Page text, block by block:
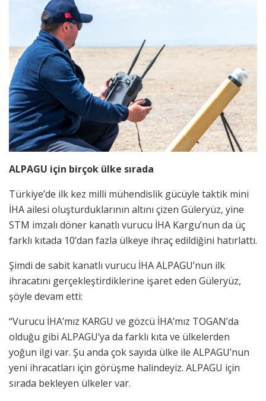
ALPAGU için birçok ülke sırada
Türkiye’de ilk kez milli mühendislik gücüyle taktik mini
İHA ailesi oluşturduklarının altını çizen Güleryüz, yine
STM imzalı döner kanatlı vurucu İHA Kargu’nun da üç
farklı kıtada 10’dan fazla ülkeye ihraç edildiğini hatırlattı.
Şimdi de sabit kanatlı vurucu İHA ALPAGU’nun ilk
ihracatını gerçekleştirdiklerine işaret eden Güleryüz,
şöyle devam etti:
“Vurucu İHA’mız KARGU ve gözcü İHA’mız TOGAN’da
olduğu gibi ALPAGU’ya da farklı kıta ve ülkelerden
yoğun ilgi var. Şu anda çok sayıda ülke ile ALPAGU’nun
yeni ihracatları için görüşme halindeyiz. ALPAGU için
sırada bekleyen ülkeler var.